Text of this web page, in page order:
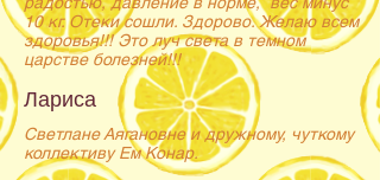
10 кг. Отеки сошли. Здорово. Желаю всем
здоровья!!! Это луч света в темном
царстве болезней!!!
Лариса
Светлане Аягановне и дружному, чуткому
коллективу Ем Конар.